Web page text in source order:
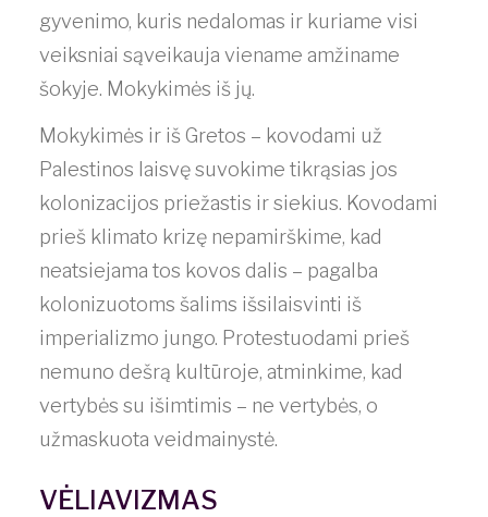
gyvenimo, kuris nedalomas ir kuriame visi
veiksniai sąveikauja viename amžiname
šokyje. Mokykimės iš jų.
Mokykimės ir iš Gretos – kovodami už
Palestinos laisvę suvokime tikrąsias jos
kolonizacijos priežastis ir siekius. Kovodami
prieš klimato krizę nepamirškime, kad
neatsiejama tos kovos dalis – pagalba
kolonizuotoms šalims išsilaisvinti iš
imperializmo jungo. Protestuodami prieš
nemuno dešrą kultūroje, atminkime, kad
vertybės su išimtimis – ne vertybės, o
užmaskuota veidmainystė.
VĖLIAVIZMAS